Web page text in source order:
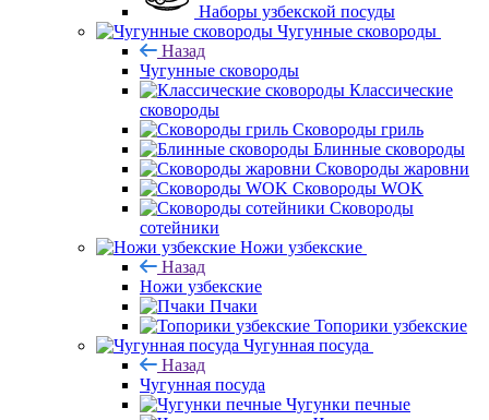
Наборы узбекской посуды
Чугунные сковороды
Назад
Чугунные сковороды
Классические
сковороды
Сковороды гриль
Блинные сковороды
Сковороды жаровни
Сковороды WOK
Сковороды
сотейники
Ножи узбекские
Назад
Ножи узбекские
Пчаки
Топорики узбекские
Чугунная посуда
Назад
Чугунная посуда
Чугунки печные